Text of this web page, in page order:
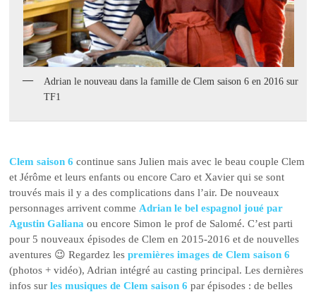
Adrian le nouveau dans la famille de Clem saison 6 en 2016 sur
TF1
Clem saison 6 continue sans Julien mais avec le beau couple Clem
et Jérôme et leurs enfants ou encore Caro et Xavier qui se sont
trouvés mais il y a des complications dans l’air. De nouveaux
personnages arrivent comme Adrian le bel espagnol joué par
Agustin Galiana ou encore Simon le prof de Salomé. C’est parti
pour 5 nouveaux épisodes de Clem en 2015-2016 et de nouvelles
aventures 😉 Regardez lespremières images de Clem saison 6
(photos + vidéo), Adrian intégré au casting principal. Les dernières
infos surles musiques de Clem saison 6 par épisodes : de belles